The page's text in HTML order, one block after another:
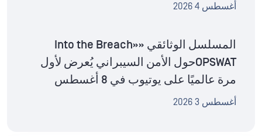
أغسطس 4 2026
المسلسل الوثائقي «Into the Breach»
OPSWATحول الأمن السيبراني يُعرض لأول
مرة عالميًا على يوتيوب في 8 أغسطس
أغسطس 3 2026